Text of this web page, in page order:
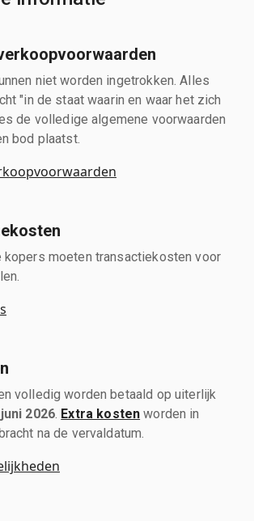
niet worden ingetrokken. Alles
"in de staat waarin en waar het zich
de volledige algemene voorwaarden
bod plaatst.
kopers moeten transactiekosten voor
volledig worden betaald op uiterlijk
2026 Extra kosten worden in
na de vervaldatum.